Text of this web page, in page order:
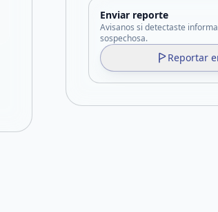
Enviar reporte
Avisanos si detectaste
sospechosa.
Reportar